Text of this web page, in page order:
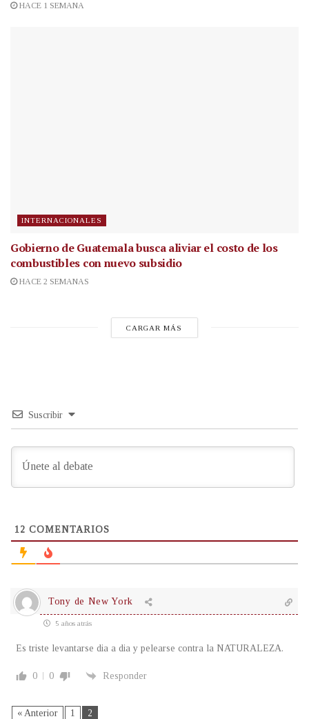
HACE 1 SEMANA
INTERNACIONALES
Gobierno de Guatemala busca aliviar el costo de los
combustibles con nuevo subsidio
HACE 2 SEMANAS
CARGAR MÁS
Suscribir
12 COMENTARIOS
Tony de New York
5 años atrás
Es triste levantarse dia a dia y pelearse contra la NATURALEZA.
0 0 Responder
« Anterior 1 2